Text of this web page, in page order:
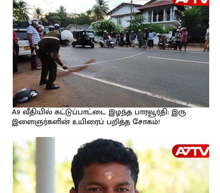
A9 வீதியில் கட்டுப்பாட்டை இழந்த பாரவூர்தி: இரு
இளைஞர்களின் உயிரைப் பறித்த சோகம்!